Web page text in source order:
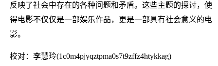
反映了社会中存在的各种问题和矛盾。这些主题的探讨，使
得电影不仅仅是一部娱乐作品，更是一部具有社会意义的电
影。
校对：李慧玲(1c0m4pjyqztpma0s7t9zffz4htykkag)